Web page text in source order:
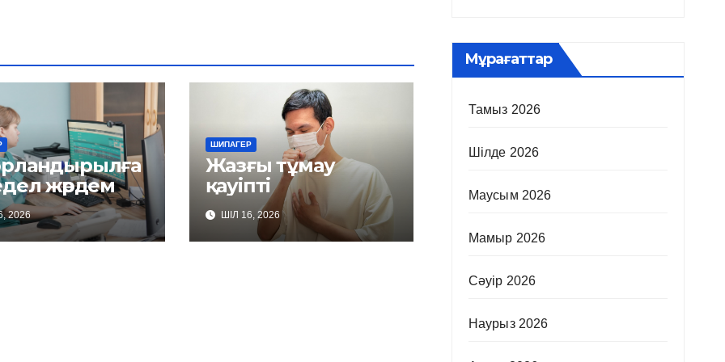
жәрдем
2026
ШИПАГЕР
Жазғы тұмау
қауіпті
ШІЛ 16, 2026
Мұрағаттар
Тамыз 2026
Шілде 2026
Маусым 2026
Мамыр 2026
Сәуір 2026
Наурыз 2026